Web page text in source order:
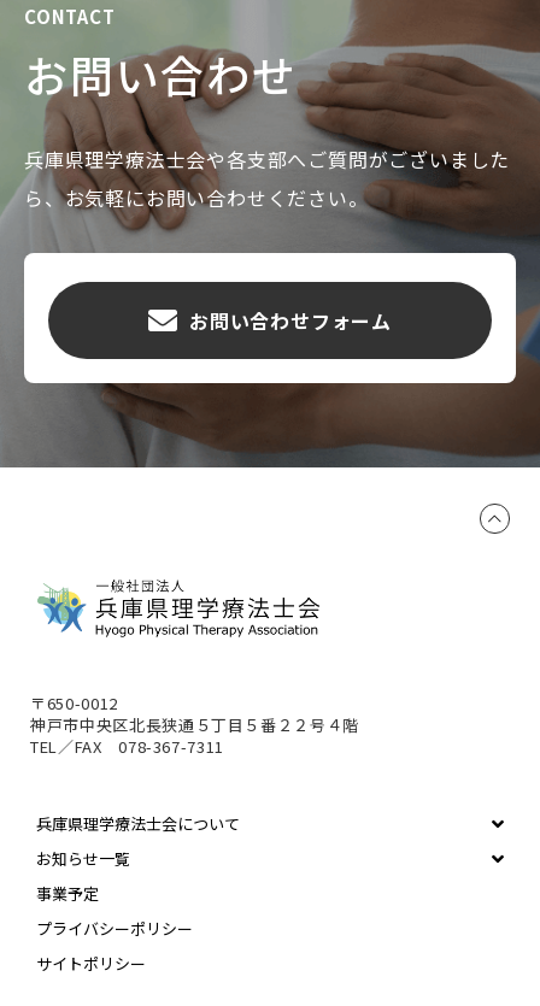
CONTACT
お問い合わせ
兵庫県理学療法士会や各支部へご質問がございました
ら、お気軽にお問い合わせください。
お問い合わせフォーム
〒650-0012
神戸市中央区北長狭通５丁目５番２２号４階
TEL／FAX 078-367-7311
兵庫県理学療法士会について
お知らせ一覧
事業予定
プライバシーポリシー
サイトポリシー